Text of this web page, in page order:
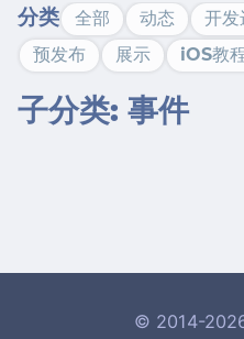
分类 全部 动态 开发
预发布
展示 iOS教
子分类: 事件
© 2014-